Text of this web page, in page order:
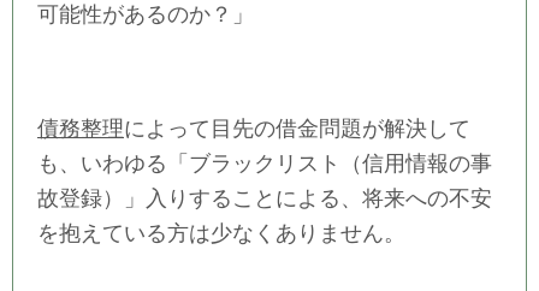
可能性があるのか？」
債務整理によって目先の借金問題が解決して
も、いわゆる「ブラックリスト（信用情報の事
故登録）」入りすることによる、将来への不安
を抱えている方は少なくありません。